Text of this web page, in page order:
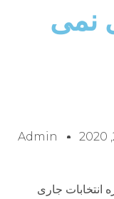
نمی
Admin
انتخابات جاری